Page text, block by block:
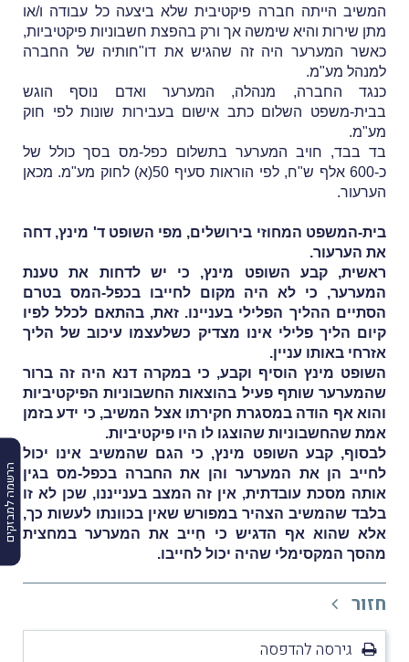
הרשמה למבזקים
המשיב הייתה חברה פיקטיבית שלא ביצעה כל עבודה ו/או
מתן שירות והיא שימשה אך ורק בהפצת חשבוניות פיקטיביות,
כאשר המערער היה זה שהגיש את דו"חותיה של החברה
למנהל מע"מ.
כנגד החברה, מנהלה, המערער ואדם נוסף הוגש
בבית-משפט השלום כתב אישום בעבירות שונות לפי חוק
מע"מ.
בד בבד, חויב המערער בתשלום כפל-מס בסך כולל של
כ-600 אלף ש"ח, לפי הוראות סעיף 50(א) לחוק מע"מ. מכאן
הערעור.
בית-המשפט המחוזי בירושלים, מפי השופט ד' מינץ, דחה
את הערעור.
ראשית, קבע השופט מינץ, כי יש לדחות את טענת
המערער, כי לא היה מקום לחייבו בכפל-המס בטרם
הסתיים ההליך הפלילי בעניינו. זאת, בהתאם לכלל לפיו
קיום הליך פלילי אינו מצדיק כשלעצמו עיכוב של הליך
אזרחי באותו עניין.
השופט מינץ הוסיף וקבע, כי במקרה דנא היה זה ברור
שהמערער שותף פעיל בהוצאות החשבוניות הפיקטיביות
והוא אף הודה במסגרת חקירתו אצל המשיב, כי ידע בזמן
אמת שהחשבוניות שהוצגו לו היו פיקטיביות.
לבסוף, קבע השופט מינץ, כי הגם שהמשיב אינו יכול
לחייב הן את המערער והן את החברה בכפל-מס בגין
אותה מסכת עובדתית, אין זה המצב בענייננו, שכן לא זו
בלבד שהמשיב הצהיר במפורש שאין בכוונתו לעשות כך,
אלא שהוא אף הדגיש כי חִייב את המערער במחצית
מהסך המקסימלי שהיה יכול לחייבו.
חזור
גירסה להדפסה